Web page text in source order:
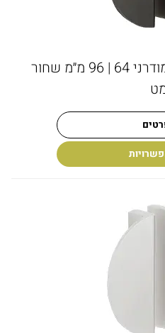
ידית חצי עיגול 3068 מודרני 64 | 96 מ״מ שחור